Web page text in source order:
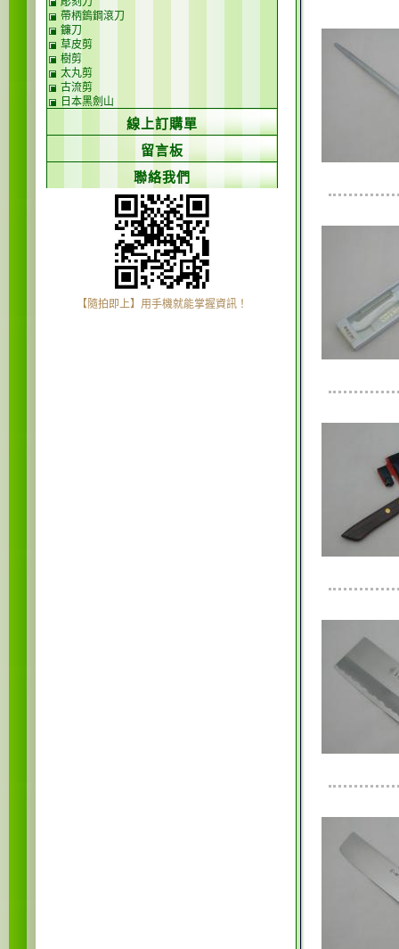
帶柄鎢鋼滾刀
鐮刀
草皮剪
樹剪
太丸剪
古流剪
日本黑劍山
線上訂購單
留言板
聯絡我們
【隨拍即上】用手機就能掌握資訊！